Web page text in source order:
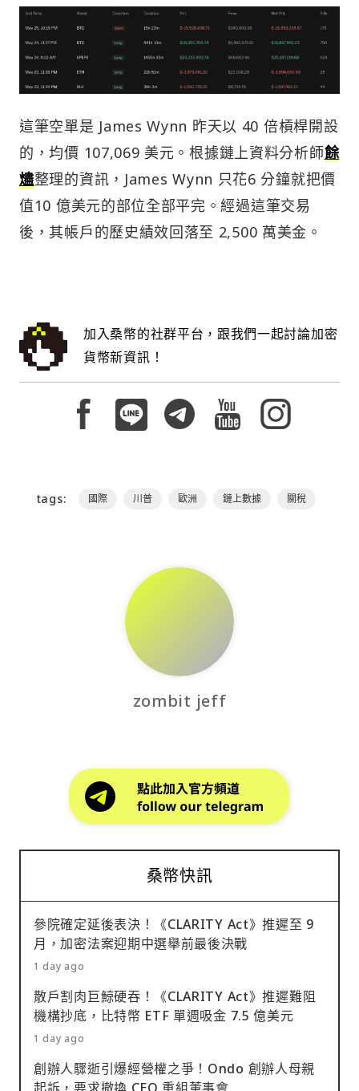
這筆空單是 James Wynn 昨天以 40 倍槓桿開設
的，均價 107,069 美元。根據鏈上資料分析師餘
燼整理的資訊，James Wynn 只花6 分鐘就把價
值10 億美元的部位全部平完。經過這筆交易
後，其帳戶的歷史績效回落至 2,500 萬美金。
加入桑幣的社群平台，跟我們一起討論加密
貨幣新資訊！
tags: 國際 川普 歐洲 鏈上數據 關稅
zombit jeff
桑幣快訊
參院確定延後表決！《CLARITY Act》推遲至 9
月，加密法案迎期中選舉前最後決戰
1 day ago
散戶割肉巨鯨硬吞！《CLARITY Act》推遲難阻
機構抄底，比特幣 ETF 單週吸金 7.5 億美元
1 day ago
創辦人驟逝引爆經營權之爭！Ondo 創辦人母親
起訴，要求撤換 CEO 重組董事會